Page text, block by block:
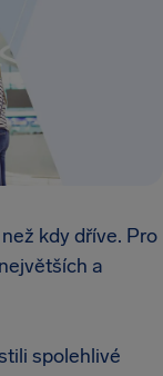
kdy dříve. Pro
a
spolehlivé